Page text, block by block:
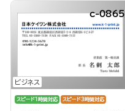
ビジネス
c-0865
スピード1時間対応 スピード3時間対応